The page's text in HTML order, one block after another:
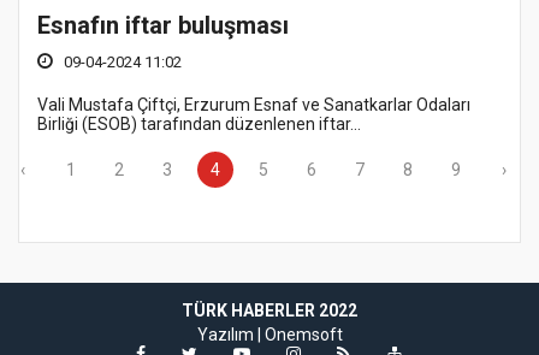
Esnafın iftar buluşması
09-04-2024 11:02
Vali Mustafa Çiftçi, Erzurum Esnaf ve Sanatkarlar Odaları
Birliği (ESOB) tarafından düzenlenen iftar...
‹ 1 2 3 4 5 6 7 8 9 ›
TÜRK HABERLER 2022
Yazılım | Onemsoft